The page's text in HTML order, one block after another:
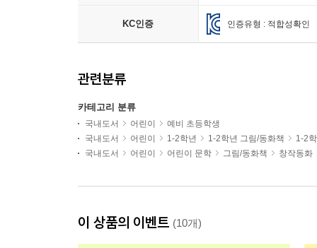
KC인증 인증유형 : 적합성확인
관련분류
카테고리 분류
국내도서 어린이
예비 초등학생
국내도서
어린이 1-2학년 1-2학년 그림/동화책
1-2
국내도서
어린이 어린이 문학 그림/동화책 창작동화
이 상품의 이벤트 (10개)